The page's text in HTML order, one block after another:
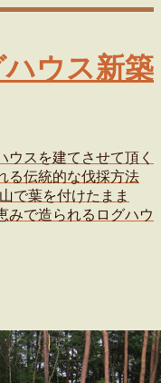
ウス新築
スを建てさせて頂く
る伝統的な伐採方法
で葉を付けたまま
みで造られるログハウ